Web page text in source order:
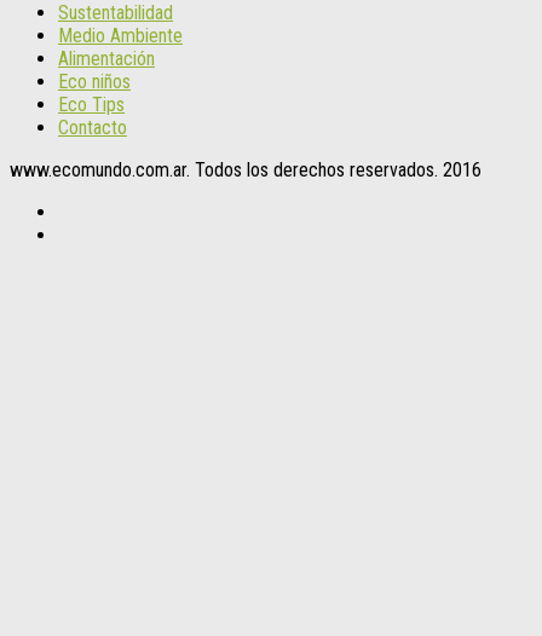
Sustentabilidad
Medio Ambiente
Alimentación
Eco niños
Eco Tips
Contacto
www.ecomundo.com.ar. Todos los derechos reservados. 2016